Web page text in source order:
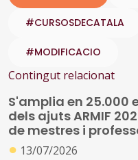
#CURSOSDECATALA
#MODIFICACIO
Contingut relacionat
S'amplia en 25.000
dels ajuts ARMIF
de mestres i
● 13/07/2026